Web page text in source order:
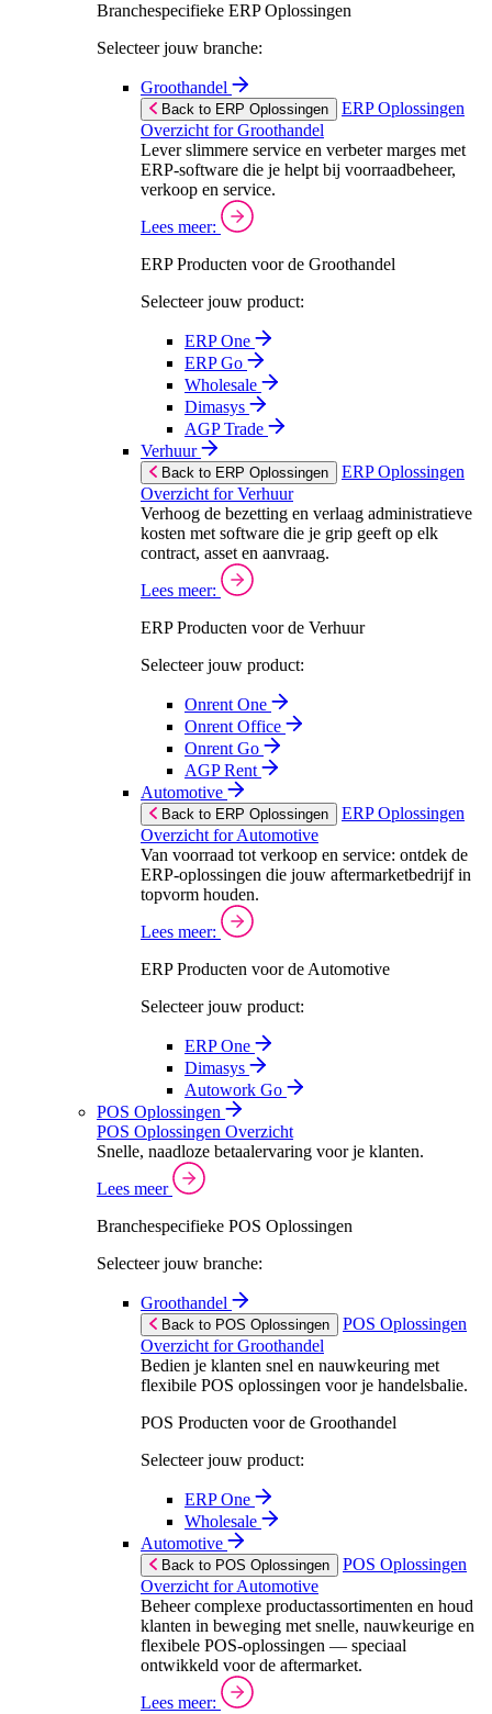
Branchespecifieke ERP Oplossingen
Selecteer jouw branche:
Groothandel
Back to ERP Oplossingen
ERP Oplossingen
Overzicht for Groothandel
Lever slimmere service en verbeter marges met
ERP-software die je helpt bij voorraadbeheer,
verkoop en service.
Lees meer:
ERP Producten voor de Groothandel
Selecteer jouw product:
ERP One
ERP Go
Wholesale
Dimasys
AGP Trade
Verhuur
Back to ERP Oplossingen
ERP Oplossingen
Overzicht for Verhuur
Verhoog de bezetting en verlaag administratieve
kosten met software die je grip geeft op elk
contract, asset en aanvraag.
Lees meer:
ERP Producten voor de Verhuur
Selecteer jouw product:
Onrent One
Onrent Office
Onrent Go
AGP Rent
Automotive
Back to ERP Oplossingen
ERP Oplossingen
Overzicht for Automotive
Van voorraad tot verkoop en service: ontdek de
ERP-oplossingen die jouw aftermarketbedrijf in
topvorm houden.
Lees meer:
ERP Producten voor de Automotive
Selecteer jouw product:
ERP One
Dimasys
Autowork Go
POS Oplossingen
POS Oplossingen Overzicht
Snelle, naadloze betaalervaring voor je klanten.
Lees meer
Branchespecifieke POS Oplossingen
Selecteer jouw branche:
Groothandel
Back to POS Oplossingen
POS Oplossingen
Overzicht for Groothandel
Bedien je klanten snel en nauwkeuring met
flexibile POS oplossingen voor je handelsbalie.
POS Producten voor de Groothandel
Selecteer jouw product:
ERP One
Wholesale
Automotive
Back to POS Oplossingen
POS Oplossingen
Overzicht for Automotive
Beheer complexe productassortimenten en houd
klanten in beweging met snelle, nauwkeurige en
flexibele POS-oplossingen — speciaal
ontwikkeld voor de aftermarket.
Lees meer: